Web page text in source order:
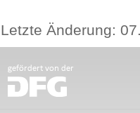
Letzte Änderung: